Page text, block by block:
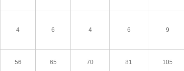
4 6 4 6 9
56 65 70 81 105